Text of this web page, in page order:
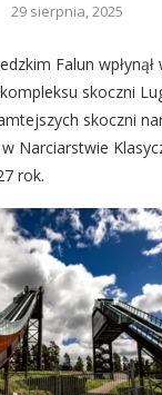
29 sierpnia, 2025
Falun wpłynął
skoczni
skoczni
Narciarstwie
rok.